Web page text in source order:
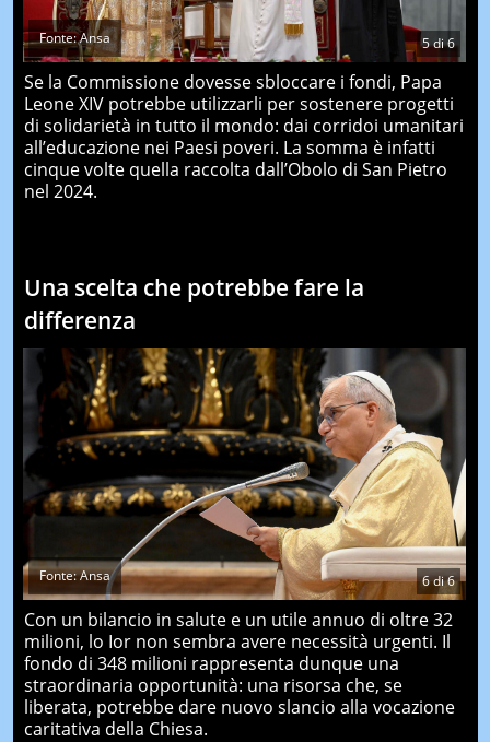
5di6
Fonte: Ansa
Se la Commissione dovesse sbloccare i fondi, Papa
Leone XIV potrebbe utilizzarli per sostenere progetti
di solidarietà in tutto il mondo: dai corridoi umanitari
all’educazione nei Paesi poveri. La somma è infatti
cinque volte quella raccolta dall’Obolo di San Pietro
nel 2024.
Una scelta che potrebbe fare la
differenza
6di6
Fonte: Ansa
Con un bilancio in salute e un utile annuo di oltre 32
milioni, lo Ior non sembra avere necessità urgenti. Il
fondo di 348 milioni rappresenta dunque una
straordinaria opportunità: una risorsa che, se
liberata, potrebbe dare nuovo slancio alla vocazione
caritativa della Chiesa.